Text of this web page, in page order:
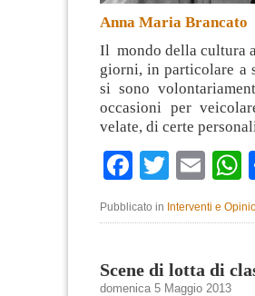
Anna Maria Brancato
Il mondo della cultura
giorni, in particolare a
si sono
occasioni per
velate, di certe
Facebook
Twitter
Pubblicato in Interventi e
Scene di lotta di
domenica 5 Maggio 2013